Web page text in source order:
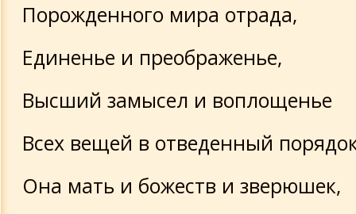
Порожденного мира отрада,
Единенье и преображенье,
Высший замысел и воплощенье
Всех вещей в отведенный
Она мать и божеств и зверюшек,